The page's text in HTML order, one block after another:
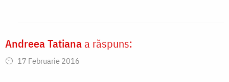
suflet
și
Andreea Tatiana a răspuns:
17 Februarie 2016